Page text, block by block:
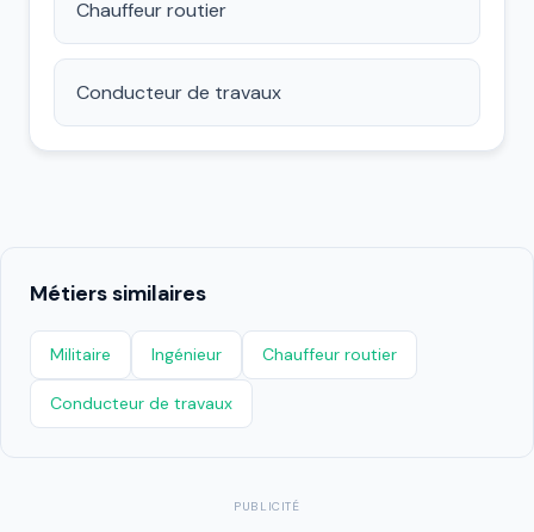
Chauffeur routier
Conducteur de travaux
Métiers similaires
Militaire Ingénieur Chauffeur routier
Conducteur de travaux
PUBLICITÉ